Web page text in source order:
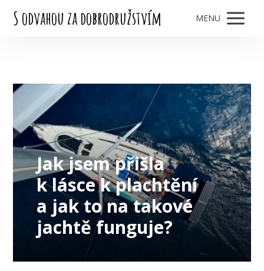
S odvahou za dobrodružstvím MENU
Jak jsem přišla
k lásce k plachtění
a jak to na takové
jachtě funguje?